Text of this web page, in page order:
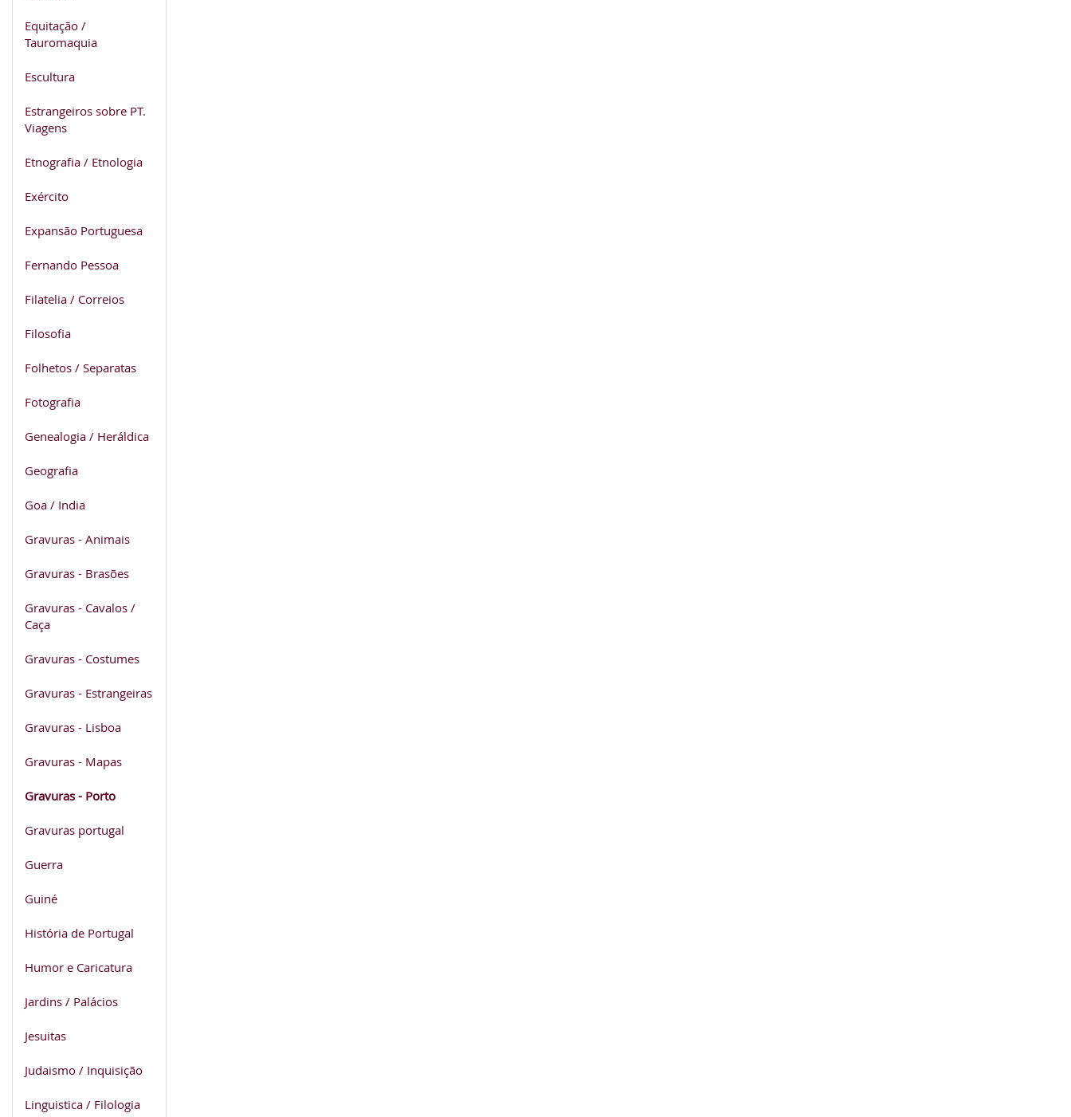
Equitação /
Tauromaquia
Escultura
Estrangeiros sobre PT.
Viagens
Etnografia / Etnologia
Exército
Expansão Portuguesa
Fernando Pessoa
Filatelia / Correios
Filosofia
Folhetos / Separatas
Fotografia
Genealogia / Heráldica
Geografia
Goa / India
Gravuras - Animais
Gravuras - Brasões
Gravuras - Cavalos /
Caça
Gravuras - Costumes
Gravuras - Estrangeiras
Gravuras - Lisboa
Gravuras - Mapas
Gravuras - Porto
Gravuras portugal
Guerra
Guiné
História de Portugal
Humor e Caricatura
Jardins / Palácios
Jesuitas
Judaismo / Inquisição
Linguistica / Filologia